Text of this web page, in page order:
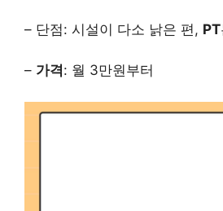
– 단점: 시설이 다소 낡은 편, PT
– 가격: 월 3만원부터